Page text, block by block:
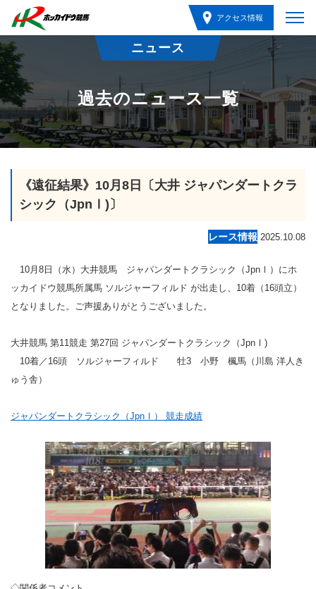
アクセス情報
ニュース
過去のニュース一覧
《遠征結果》10月8日〔大井 ジャパンダートクラ
シック（JpnⅠ)〕
レース情報 2025.10.08
10月8日（水）大井競馬 ジャパンダートクラシック（JpnⅠ）にホ
ッカイドウ競馬所属馬 ソルジャーフィルド が出走し、10着（16頭立）
となりました。ご声援ありがとうございました。
大井競馬 第11競走 第27回 ジャパンダートクラシック（JpnⅠ)
10着／16頭 ソルジャーフィルド 牡3 小野 楓馬（川島 洋人き
ゅう舎）
ジャパンダートクラシック（JpnⅠ） 競走成績